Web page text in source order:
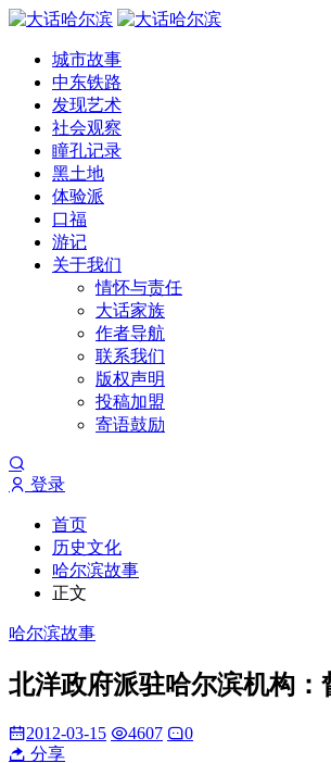
城市故事
中东铁路
发现艺术
社会观察
瞳孔记录
黑土地
体验派
口福
游记
关于我们
情怀与责任
大话家族
作者导航
联系我们
版权声明
投稿加盟
寄语鼓励
登录
首页
历史文化
哈尔滨故事
正文
哈尔滨故事
北洋政府派驻哈尔滨机构
2012-03-15 4607
0
分享